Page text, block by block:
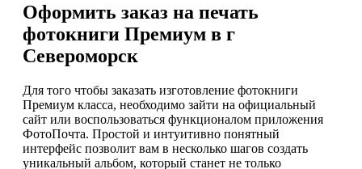
Оформить заказ на печать
фотокниги Премиум в г
Североморск
Для того чтобы заказать изготовление фотокниги
Премиум класса, необходимо зайти на официальный
сайт или воспользоваться функционалом приложения
ФотоПочта. Простой и интуитивно понятный
интерфейс позволит вам в несколько шагов создать
уникальный альбом, который станет не только